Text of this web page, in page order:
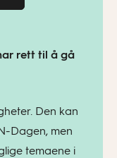
rett til å gå
Den kan
Dagen, men
temaene i